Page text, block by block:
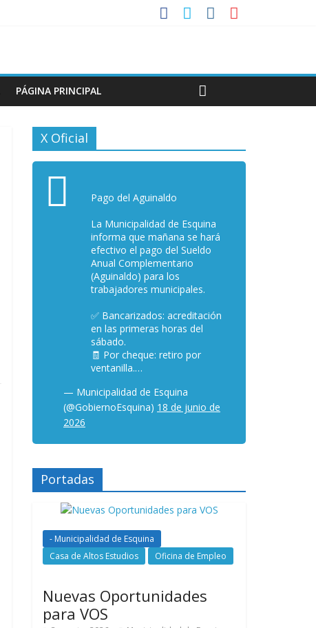
PÁGINA PRINCIPAL
X Oficial
Pago del Aguinaldo
La Municipalidad de Esquina
informa que mañana se hará
efectivo el pago del Sueldo
Anual Complementario
(Aguinaldo) para los
trabajadores municipales.
✅ Bancarizados: acreditación
en las primeras horas del
sábado.
🧾 Por cheque: retiro por
ventanilla.…
— Municipalidad de Esquina
(@GobiernoEsquina) 18 de junio de
2026
Portadas
- Municipalidad de Esquina
Casa de Altos Estudios
Oficina de Empleo
Nuevas Oportunidades
para VOS